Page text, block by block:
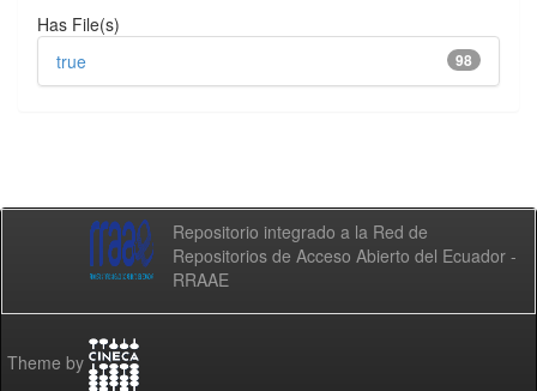
Has File(s)
98
true
Repositorio integrado a la Red de
Repositorios de Acceso Abierto del Ecuador -
RRAAE
Theme by